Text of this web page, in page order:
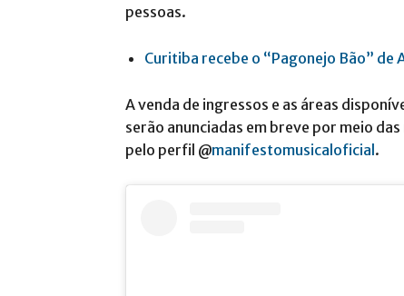
pessoas.
Curitiba recebe o “Pagonejo Bão” de
A venda de ingressos e as áreas
serão anunciadas em breve por meio
pelo perfil @manifestomusicaloficial .